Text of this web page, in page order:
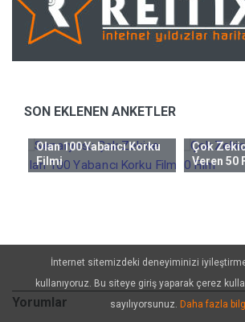
SON EKLENEN ANKETLER
Olan 100 Yabancı Korku
Filmi
Çok
Veren 50
Yorumlar
İnternet sitemizdeki deneyiminizi
kullanıyoruz. Bu siteye giriş yaparak çerez
sayılıyorsunuz. Daha fazla